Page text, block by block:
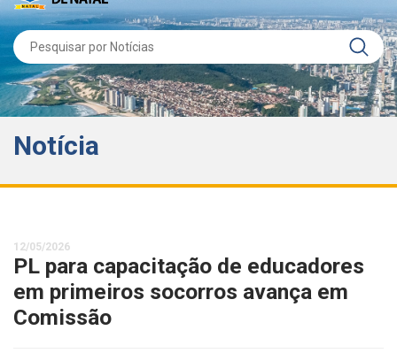
Notícia
12/05/2026
PL para capacitação de educadores
em primeiros socorros avança em
Comissão